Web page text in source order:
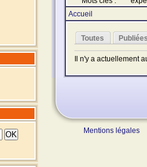
Accueil
Toutes
Il n'y a actuellement
Mentions légales